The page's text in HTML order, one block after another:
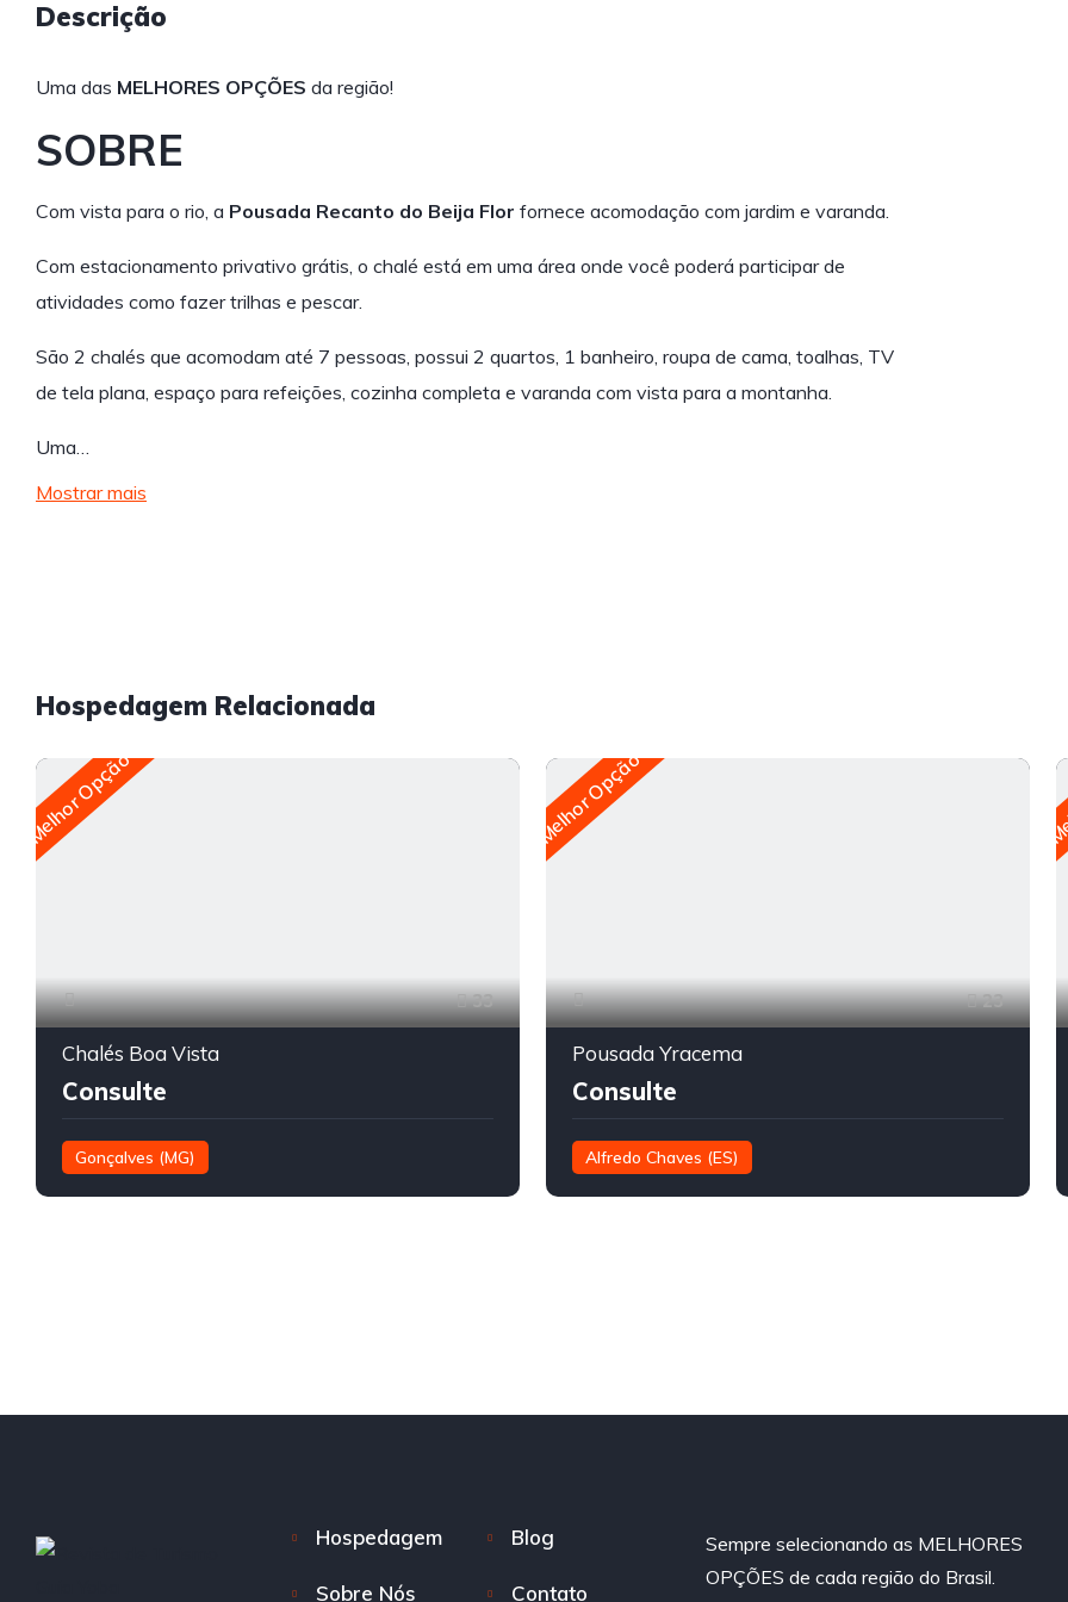
Descrição
Uma das MELHORES OPÇÕES da região!
SOBRE
Com vista para o rio, a Pousada Recanto do Beija Flor fornece acomodação com jardim e varanda.
Com estacionamento privativo grátis, o chalé está em uma área onde você poderá participar de
atividades como fazer trilhas e pescar.
São 2 chalés que acomodam até 7 pessoas, possui 2 quartos, 1 banheiro, roupa de cama, toalhas, TV
de tela plana, espaço para refeições, cozinha completa e varanda com vista para a montanha.
Uma…
Mostrar mais
Hospedagem Relacionada
Melhor Opção
33
Chalés Boa Vista
Consulte
Gonçalves (MG)
Melhor Opção
23
Pousada Yracema
Consulte
Alfredo Chaves (ES)
Hospedagem Blog
Sobre Nós Contato
Sempre selecionando as MELHORES
OPÇÕES de cada região do Brasil.